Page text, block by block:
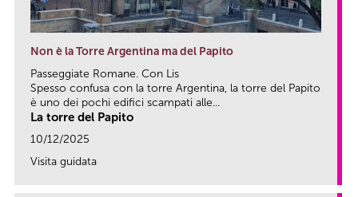
Non è la Torre Argentina ma del Papito
Passeggiate Romane. Con Lis
Spesso confusa con la torre Argentina, la torre del Papito
è uno dei pochi edifici scampati alle...
La torre del Papito
10/12/2025
Visita guidata